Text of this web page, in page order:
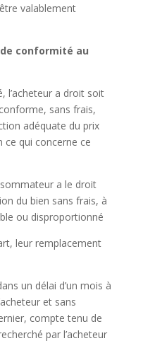
valablement
conformité au
l’acheteur a droit soit
sans frais,
adéquate du prix
qui concerne ce
a le droit
du bien sans frais, à
ou disproportionné
leur remplacement
un délai d’un mois à
et sans
compte tenu de
par l’acheteur